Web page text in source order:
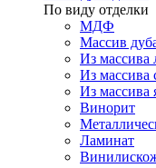
По виду отделки
МДФ
Массив
Из массива
Из массива
Из массива
Винорит
Ламинат